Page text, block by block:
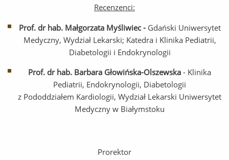
Recenzenci:
Prof. dr hab. Małgorzata Myśliwiec - Gdański Uniwersytet
Medyczny, Wydział Lekarski; Katedra i Klinika Pediatrii,
Diabetologii i Endokrynologii
Prof. dr hab. Barbara Głowińska-Olszewska - Klinika
Pediatrii, Endokrynologii, Diabetologii
z Pododdziałem Kardiologii, Wydział Lekarski Uniwersytet
Medyczny w Białymstoku
Prorektor